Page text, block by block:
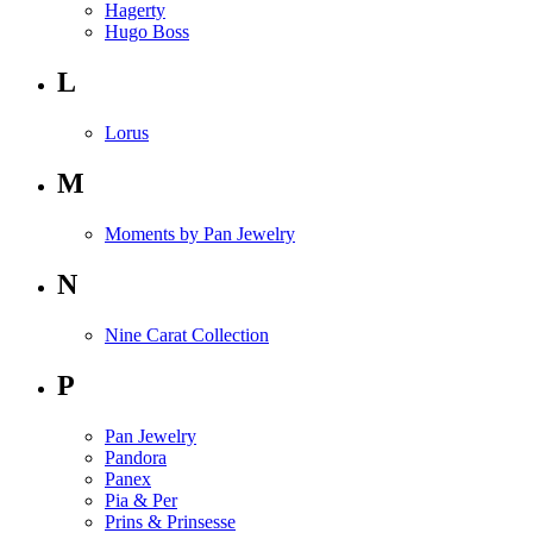
Hagerty
Hugo Boss
L
Lorus
M
Moments by Pan Jewelry
N
Nine Carat Collection
P
Pan Jewelry
Pandora
Panex
Pia & Per
Prins & Prinsesse